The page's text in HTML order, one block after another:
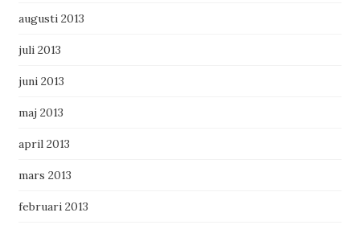
augusti 2013
juli 2013
juni 2013
maj 2013
april 2013
mars 2013
februari 2013